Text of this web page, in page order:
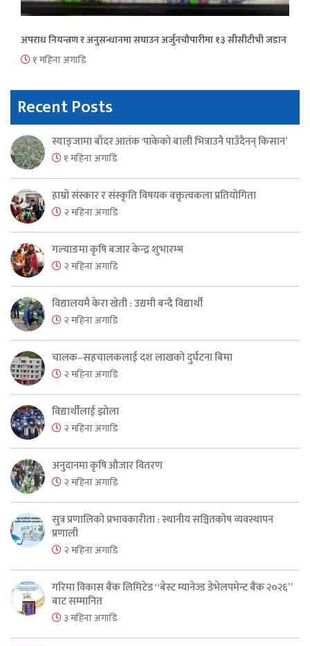
अपराध नियन्त्रण र अनुसन्धानमा सघाउन अर्जुनचौपारीमा १३ सीसीटीभी जडान
१ महिना अगाडि
Recent Posts
स्याङ्जामा बाँदर आतंक ‘पाकेको बाली भित्राउनै पाउँदैनन् किसान’
१ महिना अगाडि
हाम्रो संस्कार र संस्कृति विषयक वक्तृत्वकला प्रतियोगिता
२ महिना अगाडि
गल्याङमा कृषि बजार केन्द्र शुभारम्भ
२ महिना अगाडि
विद्यालयमै केरा खेती : उद्यमी बन्दै विद्यार्थी
२ महिना अगाडि
चालक–सहचालकलाई दश लाखको दुर्घटना बिमा
२ महिना अगाडि
विद्यार्थीलाई झोला
२ महिना अगाडि
अनुदानमा कृषि औजार वितरण
२ महिना अगाडि
सुत्र प्रणालिको प्रभावकारीता : स्थानीय सञ्चितकोष व्यवस्थापन
प्रणाली
२ महिना अगाडि
गरिमा विकास बैंक लिमिटेड “बेस्ट म्यानेज्ड डेभेलपमेन्ट बैंक २०२६”
बाट सम्मानित
३ महिना अगाडि